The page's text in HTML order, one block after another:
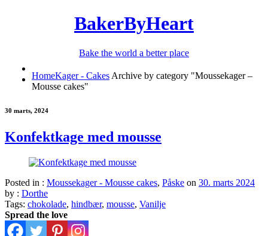
BakerByHeart
Bake the world a better place
HomeKager - Cakes Archive by category "Moussekager –
Mousse cakes"
30 marts, 2024
Konfektkage med mousse
Posted in : Moussekager - Mousse cakes, Påske on 30. marts 2024
by : Dorthe
Tags: chokolade, hindbær, mousse, Vanilje
Spread the love